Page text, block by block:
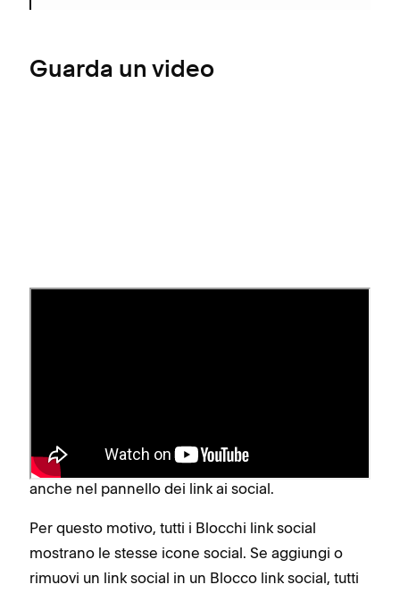
Guarda un video
in un blocco di link social, questi si aggiornano
anche nel pannello dei link ai social.
Per questo motivo, tutti i Blocchi link social
mostrano le stesse icone social. Se aggiungi o
rimuovi un link social in un Blocco link social, tutti